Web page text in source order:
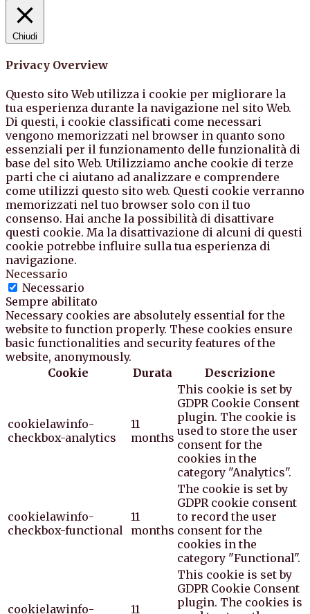
Chiudi
Privacy Overview
Questo sito Web utilizza i cookie per migliorare la
tua esperienza durante la navigazione nel sito Web.
Di questi, i cookie classificati come necessari
vengono memorizzati nel browser in quanto sono
essenziali per il funzionamento delle funzionalità di
base del sito Web. Utilizziamo anche cookie di terze
parti che ci aiutano ad analizzare e comprendere
come utilizzi questo sito web. Questi cookie verranno
memorizzati nel tuo browser solo con il tuo
consenso. Hai anche la possibilità di disattivare
questi cookie. Ma la disattivazione di alcuni di questi
cookie potrebbe influire sulla tua esperienza di
navigazione.
Necessario
Necessario
Sempre abilitato
Necessary cookies are absolutely essential for the
website to function properly. These cookies ensure
basic functionalities and security features of the
website, anonymously.
Cookie
Durata Descrizione
cookielawinfo-
checkbox-analytics
11
months
This cookie is set by
GDPR Cookie Consent
plugin. The cookie is
used to store the user
consent for the
cookies in the
category "Analytics".
cookielawinfo-
checkbox-functional
11
months
The cookie is set by
GDPR cookie consent
to record the user
consent for the
cookies in the
category "Functional".
cookielawinfo-
11
This cookie is set by
GDPR Cookie Consent
plugin. The cookies is